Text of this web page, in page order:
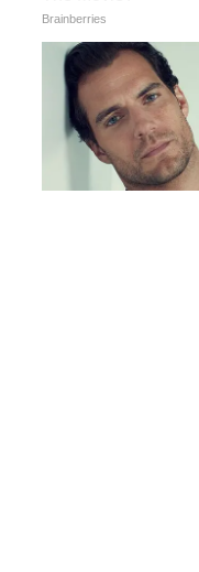
দেন। তিনি
কর্পস'—২ কর্পসেরও